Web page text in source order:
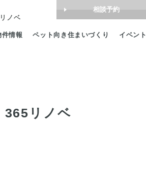
ノベ
件情報 ペット向き住まいづくり イベント
相談予約
365リノベ